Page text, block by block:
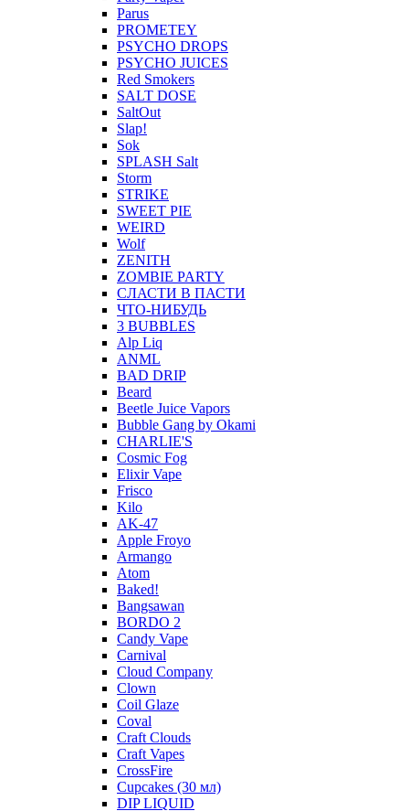
Parus
PROMETEY
PSYCHO DROPS
PSYCHO JUICES
Red Smokers
SALT DOSE
SaltOut
Slap!
Sok
SPLASH Salt
Storm
STRIKE
SWEET PIE
WEIRD
Wolf
ZENITH
ZOMBIE PARTY
СЛАСТИ В ПАСТИ
ЧТО-НИБУДЬ
3 BUBBLES
Alp Liq
ANML
BAD DRIP
Beard
Beetle Juice Vapors
Bubble Gang by Okami
CHARLIE'S
Cosmic Fog
Elixir Vape
Frisco
Kilo
AK-47
Apple Froyo
Armango
Atom
Baked!
Bangsawan
BORDO 2
Candy Vape
Carnival
Cloud Company
Clown
Coil Glaze
Coval
Craft Clouds
Craft Vapes
CrossFire
Cupcakes (30 мл)
DIP LIQUID